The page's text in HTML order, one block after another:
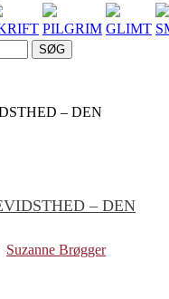
PILGRIM GLIMT
SØG
– DEN
– DEN
Suzanne Brøgger